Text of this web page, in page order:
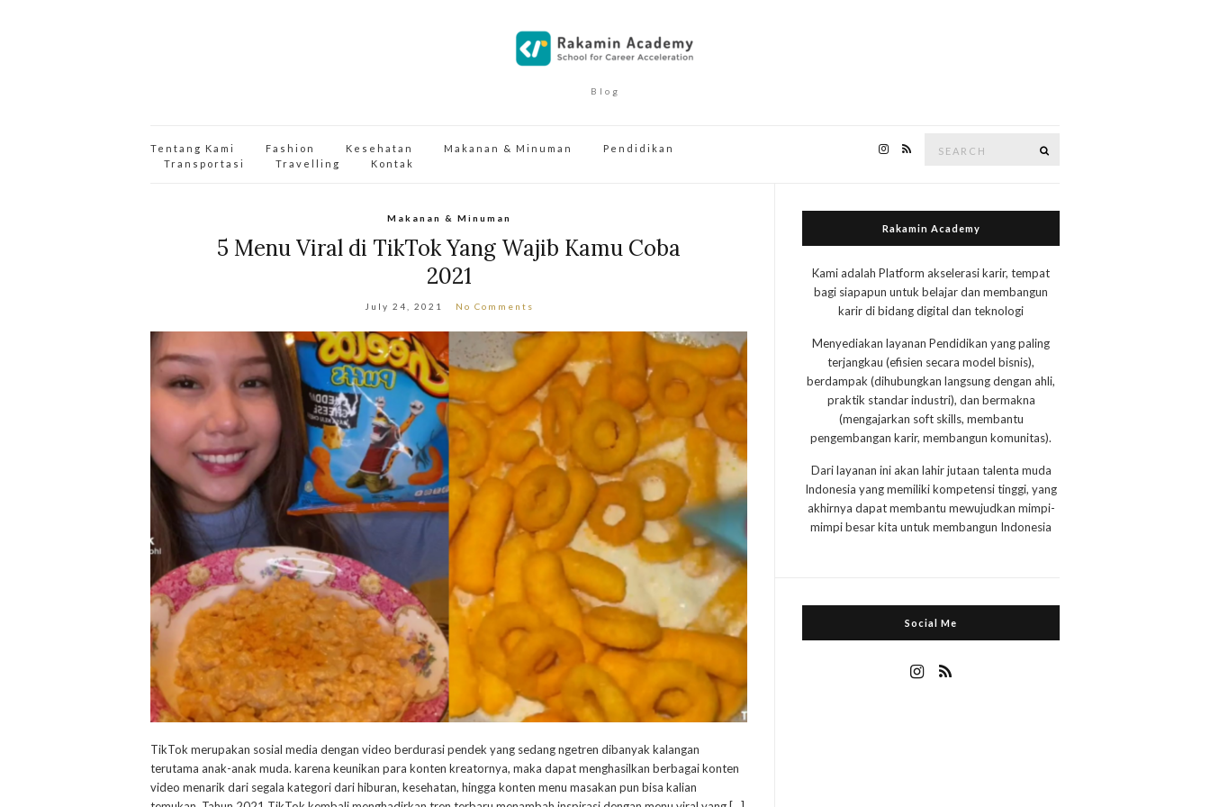
Blog
Tentang Kami Fashion Kesehatan Makanan & Minuman
Pendidikan
Transportasi
Travelling Kontak
Makanan & Minuman
5 Menu Viral di TikTok Yang Wajib Kamu Coba
2021
July 24, 2021 No Comments
TikTok merupakan sosial media dengan video berdurasi pendek yang sedang ngetren dibanyak kalangan
terutama anak-anak muda. karena keunikan para konten kreatornya, maka dapat menghasilkan berbagai konten
video menarik dari segala kategori dari hiburan, kesehatan, hingga konten menu masakan pun bisa kalian
Rakamin Academy
Kami adalah Platform akselerasi karir, tempat
bagi siapapun untuk belajar dan membangun
karir di bidang digital dan teknologi
Menyediakan layanan Pendidikan yang paling
terjangkau (efisien secara model bisnis),
berdampak (dihubungkan langsung dengan ahli,
praktik standar industri), dan bermakna
(mengajarkan soft skills, membantu
pengembangan karir, membangun komunitas).
Dari layanan ini akan lahir jutaan talenta muda
Indonesia yang memiliki kompetensi tinggi, yang
akhirnya dapat membantu mewujudkan mimpi-
mimpi besar kita untuk membangun Indonesia
Social Me